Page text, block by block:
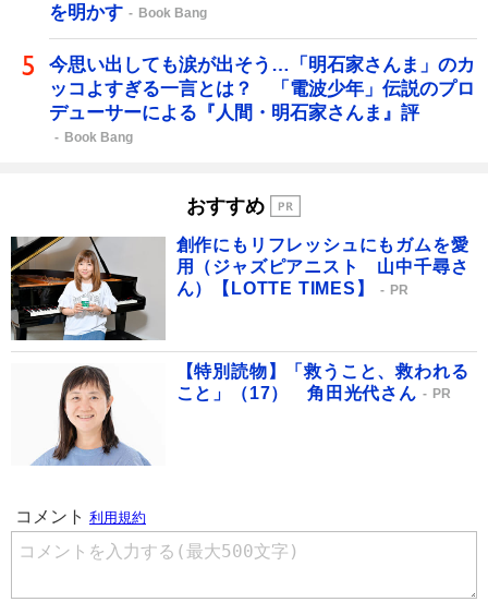
を明かす
Book Bang
今思い出しても涙が出そう…「明石家さんま」のカ
ッコよすぎる一言とは？ 「電波少年」伝説のプロ
デューサーによる『人間・明石家さんま』評
Book Bang
おすすめ
創作にもリフレッシュにもガムを愛
用（ジャズピアニスト 山中千尋さ
ん）【LOTTE TIMES】
PR
【特別読物】「救うこと、救われる
こと」（17） 角田光代さん
PR